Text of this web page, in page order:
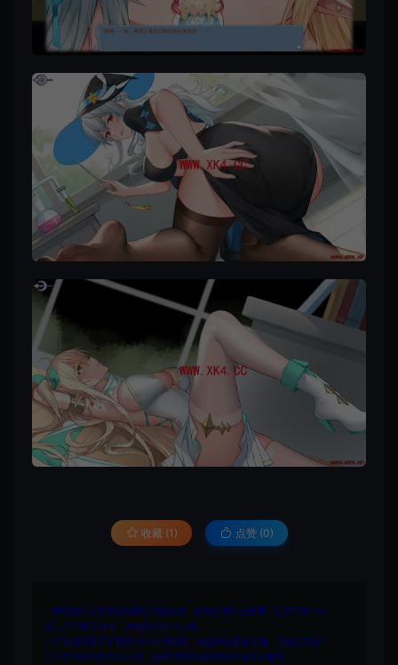
收藏 (1) 点赞 (0)
1.网站内所有文件均为网络共享资源，本站仅做打包整理。仅用于学习交
流，严禁商业用途，否则自行承担后果。
2.所有资源请于下载后24小时内删除。如需体验更多乐趣，请购买正版！
3.所有内容均来自互联网。如侵犯您的版权或利益请发送邮件：